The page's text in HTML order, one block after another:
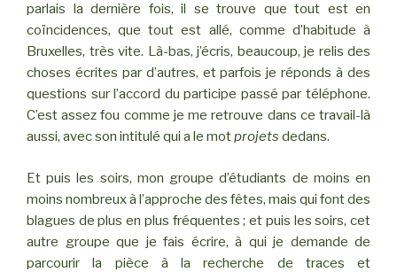
parlais la dernière fois, il se trouve que tout est en
coïncidences, que tout est allé, comme d’habitude à
Bruxelles, très vite. Là-bas, j’écris, beaucoup, je relis des
choses écrites par d’autres, et parfois je réponds à des
questions sur l’accord du participe passé par téléphone.
C’est assez fou comme je me retrouve dans ce travail-là
aussi, avec son intitulé qui a le motprojets dedans.
Et puis les soirs, mon groupe d’étudiants de moins en
moins nombreux à l’approche des fêtes, mais qui font des
blagues de plus en plus fréquentes ; et puis les soirs, cet
autre groupe que je fais écrire, à qui je demande de
parcourir la pièce à la recherche de traces et